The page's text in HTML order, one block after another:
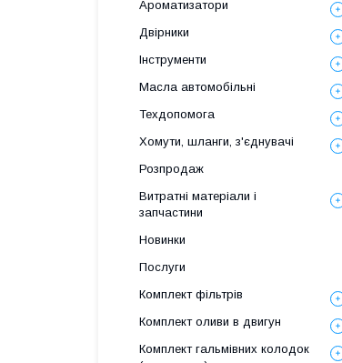
Ароматизатори
Двірники
Інструменти
Масла автомобільні
Техдопомога
Хомути, шланги, з'єднувачі
Розпродаж
Витратні матеріали і
запчастини
Новинки
Послуги
Комплект фільтрів
Комплект оливи в двигун
Комплект гальмівних колодок